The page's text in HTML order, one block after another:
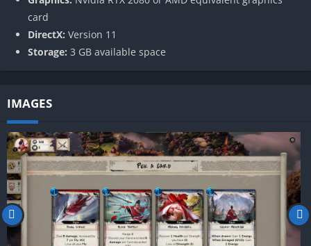
card
DirectX: Version 11
Storage: 3 GB available space
IMAGES